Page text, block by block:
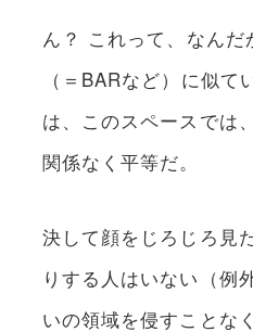
ん？ これって、なん
（＝BARなど）に似て
は、このスペースでは
関係なく平等だ。
決して顔をじろじろ見
りする人はいない（例
いの領域を侵すことな